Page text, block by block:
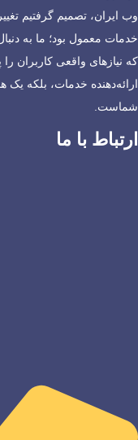
وب ایران، تصمیم گرفتیم
خدمات معمول بود؛ ما به
که نیازهای واقعی کاربران
ارائه‌دهنده خدمات، بلکه
شماست.
ارتباط با ما